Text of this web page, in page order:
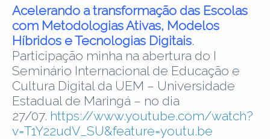
Acelerando a transformação das Escolas
com Metodologias Ativas, Modelos
Híbridos e Tecnologias Digitais.
Participação minha na abertura do I
Seminário Internacional de Educação e
Cultura Digital da UEM – Universidade
Estadual de Maringá – no dia
27/07. https://www.youtube.com/watch?
v=T1Y22udV_SU&feature=youtu.be